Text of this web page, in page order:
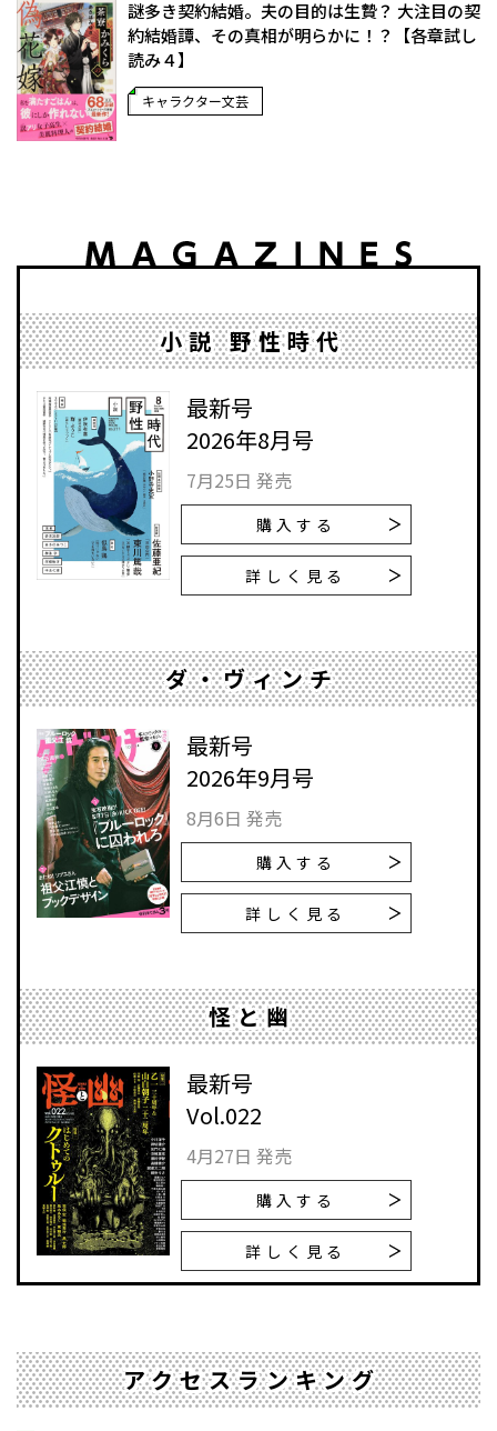
謎多き契約結婚。夫の目的は――生贄？ 大注目の契
約結婚譚、その真相が明らかに！？【各章試し
読み４】
キャラクター文芸
小説 野性時代
最新号
2026年8月号
7月25日 発売
購入する
詳しく見る
ダ・ヴィンチ
最新号
2026年9月号
8月6日 発売
購入する
詳しく見る
怪と幽
最新号
Vol.022
4月27日 発売
購入する
詳しく見る
アクセスランキング